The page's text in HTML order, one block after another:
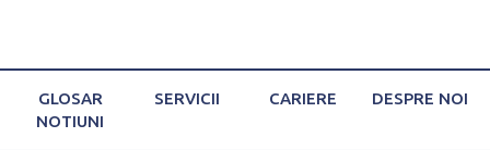
GLOSAR
NOTIUNI
SERVICII CARIERE DESPRE NOI